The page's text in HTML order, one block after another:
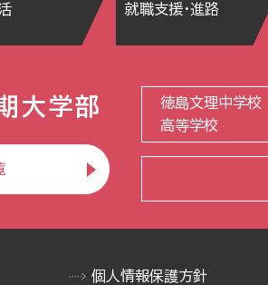
就職支援・進路
大学部
徳島文理中学校
高等学校
個人情報保護方針